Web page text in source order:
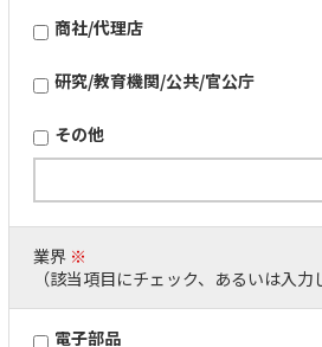
商社/代理店
研究/教育機関/公共/官公庁
その他
業界 ※
（該当項目にチェック、あるいは入力
電子部品